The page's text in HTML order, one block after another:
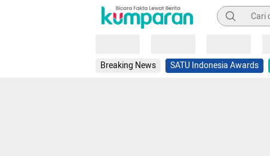
Pencarian
Breaking News SATU Indonesia Awards